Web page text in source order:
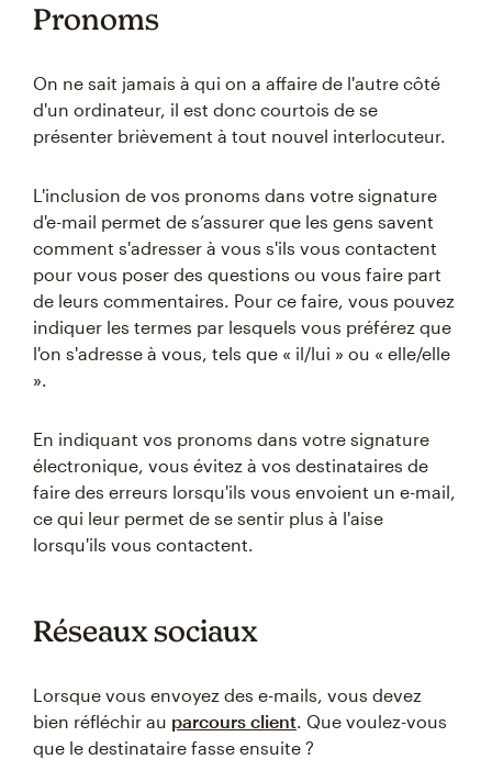
Pronoms
On ne sait jamais à qui on a affaire de l'autre côté
d'un ordinateur, il est donc courtois de se
présenter brièvement à tout nouvel interlocuteur.
L'inclusion de vos pronoms dans votre signature
d'e-mail permet de s’assurer que les gens savent
comment s'adresser à vous s'ils vous contactent
pour vous poser des questions ou vous faire part
de leurs commentaires. Pour ce faire, vous pouvez
indiquer les termes par lesquels vous préférez que
l'on s'adresse à vous, tels que « il/lui » ou « elle/elle
».
En indiquant vos pronoms dans votre signature
électronique, vous évitez à vos destinataires de
faire des erreurs lorsqu'ils vous envoient un e-mail,
ce qui leur permet de se sentir plus à l'aise
lorsqu'ils vous contactent.
Réseaux sociaux
Lorsque vous envoyez des e-mails, vous devez
bien réfléchir au parcours client. Que voulez-vous
que le destinataire fasse ensuite ?